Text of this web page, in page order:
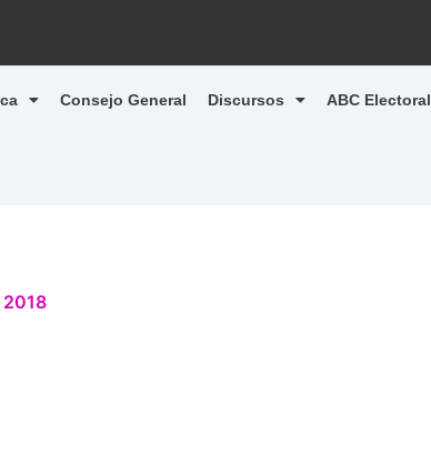
Consejo General Discursos ABC Electoral